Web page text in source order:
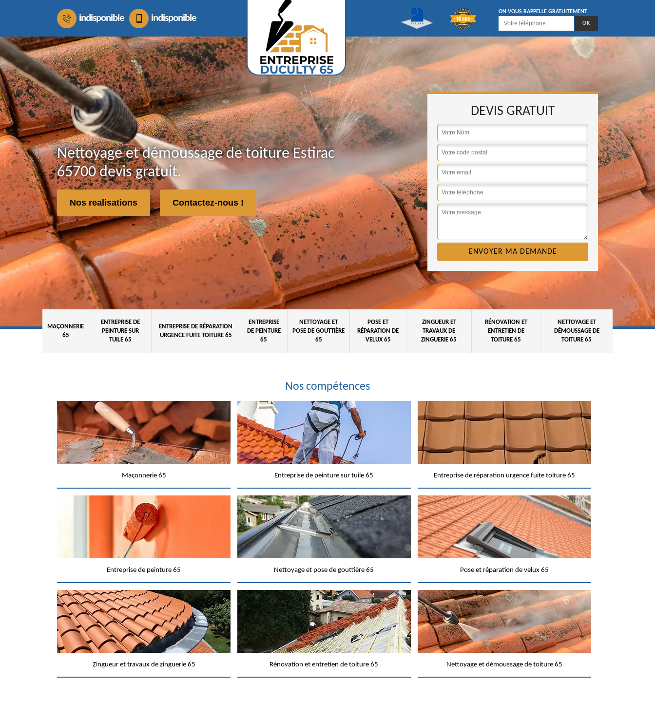
indisponible indisponible
ON VOUS RAPPELLE GRATUITEMENT
Nettoyage et démoussage de toiture Estirac
65700 devis gratuit.
Nos realisations Contactez-nous !
DEVIS GRATUIT
MAÇONNERIE
65
ENTREPRISE DE
PEINTURE SUR
TUILE 65
ENTREPRISE DE RÉPARATION
URGENCE FUITE TOITURE 65
ENTREPRISE
DE PEINTURE
65
NETTOYAGE ET
POSE DE GOUTTIÈRE
65
POSE ET
RÉPARATION DE
VELUX 65
ZINGUEUR ET
TRAVAUX DE
ZINGUERIE 65
RÉNOVATION ET
ENTRETIEN DE
TOITURE 65
NETTOYAGE ET
DÉMOUSSAGE DE
TOITURE 65
Nos compétences
Maçonnerie 65 Entreprise de peinture sur tuile 65 Entreprise de réparation urgence fuite toiture 65
Entreprise de peinture 65 Nettoyage et pose de gouttière 65 Pose et réparation de velux 65
Zingueur et travaux de zinguerie 65 Rénovation et entretien de toiture 65 Nettoyage et démoussage de toiture 65